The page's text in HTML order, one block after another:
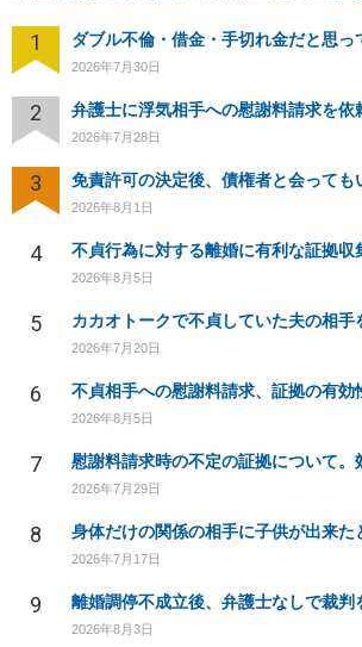
1
2026年7月30日
2 弁護士に浮気相手への慰謝料請求を依
2026年7月28日
3 免責許可の決定後、債権者と会っても
2026年8月1日
4
2026年8月5日
5 カカオトークで不貞していた夫の相手
2026年7月20日
6 不貞相手への慰謝料請求、証拠の有効
2026年8月5日
7
2026年7月29日
8
2026年7月17日
9 離婚調停不成立後、弁護士なしで裁判
2026年8月3日